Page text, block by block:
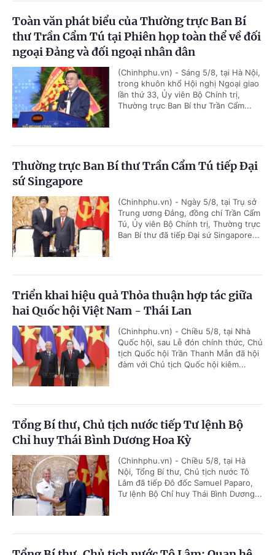
Toàn văn phát biểu của Thường trực Ban Bí
thư Trần Cẩm Tú tại Phiên họp toàn thể về đối
ngoại Đảng và đối ngoại nhân dân
(Chinhphu.vn) - Sáng 5/8, tại Hà Nội,
trong khuôn khổ Hội nghị Ngoại giao
lần thứ 33, Ủy viên Bộ Chính trị,
Thường trực Ban Bí thư Trần Cẩm...
Thường trực Ban Bí thư Trần Cẩm Tú tiếp Đại
sứ Singapore
(Chinhphu.vn) - Ngày 5/8, tại Trụ sở
Trung ương Đảng, đồng chí Trần Cẩm
Tú, Ủy viên Bộ Chính trị, Thường trực
Ban Bí thư đã tiếp Đại sứ Singapore...
Triển khai hiệu quả Thỏa thuận hợp tác giữa
hai Quốc hội Việt Nam - Thái Lan
(Chinhphu.vn) - Chiều 5/8, tại Nhà
Quốc hội, sau Lễ đón chính thức, Chủ
tịch Quốc hội Trần Thanh Mẫn đã hội
đàm với Chủ tịch Quốc hội kiêm...
Tổng Bí thư, Chủ tịch nước tiếp Tư lệnh Bộ
Chỉ huy Thái Bình Dương Hoa Kỳ
(Chinhphu.vn) - Chiều 5/8, tại Hà
Nội, Tổng Bí thư, Chủ tịch nước Tô
Lâm đã tiếp Đô đốc Samuel Paparo,
Tư lệnh Bộ Chỉ huy Thái Bình Dương...